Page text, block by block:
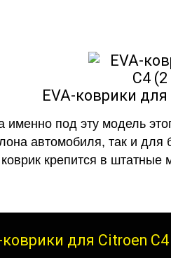
EVA-коврики
под эту модель
автомобиля, так и для
крепится в штатные
коврики для Citroen